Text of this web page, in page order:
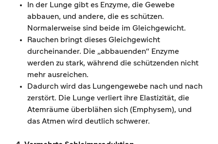
In der Lunge gibt es Enzyme, die Gewebe
abbauen, und andere, die es schützen.
Normalerweise sind beide im Gleichgewicht.
Rauchen bringt dieses Gleichgewicht
durcheinander. Die „abbauenden“ Enzyme
werden zu stark, während die schützenden nicht
mehr ausreichen.
Dadurch wird das Lungengewebe nach und nach
zerstört. Die Lunge verliert ihre Elastizität, die
Atemräume überblähen sich (Emphysem), und
das Atmen wird deutlich schwerer.